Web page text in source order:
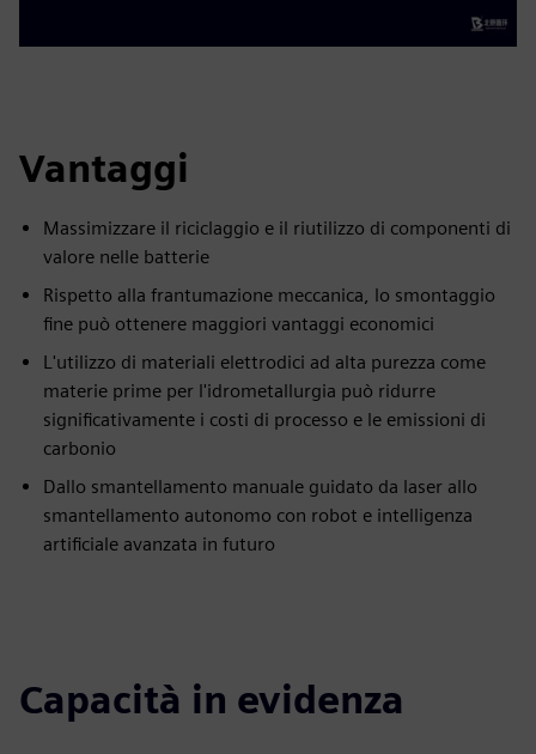
Vantaggi
Massimizzare il riciclaggio e il riutilizzo di componenti di
valore nelle batterie
Rispetto alla frantumazione meccanica, lo smontaggio
fine può ottenere maggiori vantaggi economici
L'utilizzo di materiali elettrodici ad alta purezza come
materie prime per l'idrometallurgia può ridurre
significativamente i costi di processo e le emissioni di
carbonio
Dallo smantellamento manuale guidato da laser allo
smantellamento autonomo con robot e intelligenza
artificiale avanzata in futuro
Capacità in evidenza